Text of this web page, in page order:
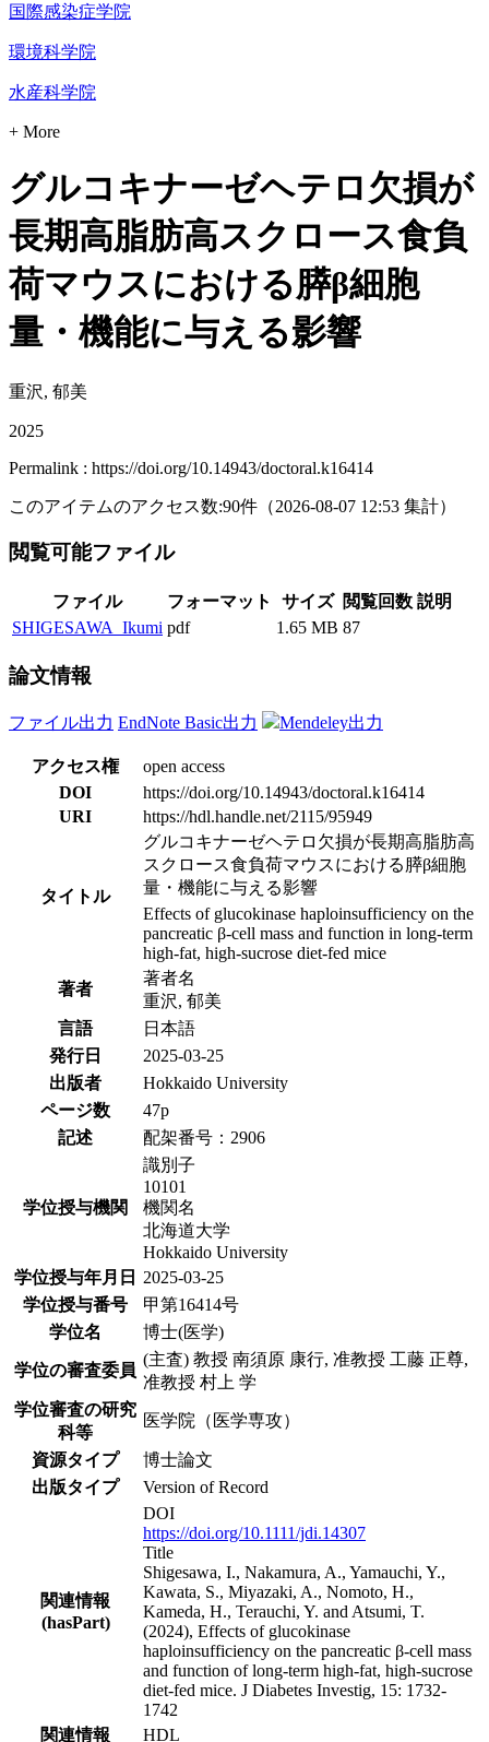
国際感染症学院
環境科学院
水産科学院
+ More
グルコキナーゼヘテロ欠損が
長期高脂肪高スクロース食負
荷マウスにおける膵β細胞
量・機能に与える影響
重沢, 郁美
2025
Permalink : https://doi.org/10.14943/doctoral.k16414
このアイテムのアクセス数:90件 （2026-08-07 12:53 集計）
閲覧可能ファイル
ファイル フォーマット サイズ 閲覧回数 説明
SHIGESAWA_Ikumi pdf 1.65 MB 87
論文情報
ファイル出力 EndNote Basic出力 Mendeley出力
アクセス権
open access
DOI
https://doi.org/10.14943/doctoral.k16414
URI
https://hdl.handle.net/2115/95949
タイトル
グルコキナーゼヘテロ欠損が長期高脂肪高
スクロース食負荷マウスにおける膵β細胞
量・機能に与える影響
Effects of glucokinase haploinsufficiency on the
pancreatic β-cell mass and function in long-term
high-fat, high-sucrose diet-fed mice
著者
著者名
重沢, 郁美
言語
日本語
発行日
2025-03-25
出版者
Hokkaido University
ページ数
47p
記述
配架番号：2906
学位授与機関
識別子
10101
機関名
北海道大学
Hokkaido University
学位授与年月日
2025-03-25
学位授与番号
甲第16414号
学位名
博士(医学)
学位の審査委員
(主査) 教授 南須原 康行, 准教授 工藤 正尊,
准教授 村上 学
学位審査の研究
科等
医学院（医学専攻）
資源タイプ
博士論文
出版タイプ
Version of Record
関連情報
(hasPart)
DOI
https://doi.org/10.1111/jdi.14307
Title
Shigesawa, I., Nakamura, A., Yamauchi, Y.,
Kawata, S., Miyazaki, A., Nomoto, H.,
Kameda, H., Terauchi, Y. and Atsumi, T.
(2024), Effects of glucokinase
haploinsufficiency on the pancreatic β-cell mass
and function of long-term high-fat, high-sucrose
diet-fed mice. J Diabetes Investig, 15: 1732-
1742
関連情報
HDL